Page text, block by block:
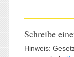
Schreibe
Hinweis: